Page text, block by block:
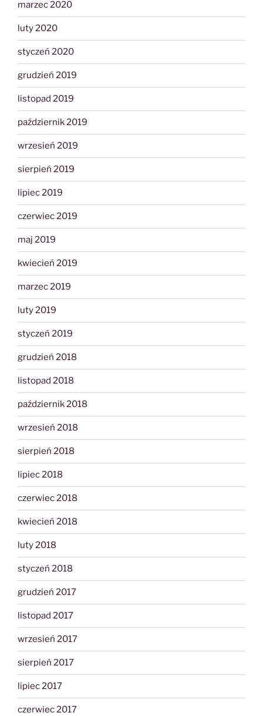
marzec 2020
luty 2020
styczeń 2020
grudzień 2019
listopad 2019
październik 2019
wrzesień 2019
sierpień 2019
lipiec 2019
czerwiec 2019
maj 2019
kwiecień 2019
marzec 2019
luty 2019
styczeń 2019
grudzień 2018
listopad 2018
październik 2018
wrzesień 2018
sierpień 2018
lipiec 2018
czerwiec 2018
kwiecień 2018
luty 2018
styczeń 2018
grudzień 2017
listopad 2017
wrzesień 2017
sierpień 2017
lipiec 2017
czerwiec 2017